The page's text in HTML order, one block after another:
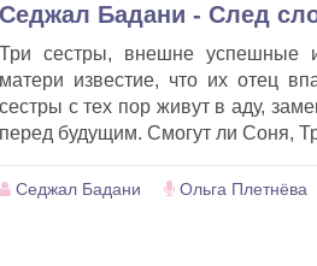
Седжал Бадани - След
Три сестры, внешне успешные
матери известие, что их отец
сестры с тех пор живут в аду,
перед будущим. Смогут ли Соня,
Седжал Бадани Ольга Плетнёва